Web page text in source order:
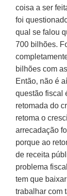
coisa a ser
foi
qual se falou
700 bilhões.
bilhões com
Então, não é
questão fiscal
retomada do
retoma o
arrecadação
porque ao
de receita
problema
tem que
trabalhar com